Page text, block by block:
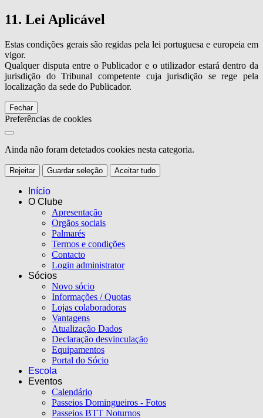
11. Lei Aplicável
Estas condições gerais são regidas pela lei portuguesa e europeia em
vigor.
Qualquer disputa entre o Publicador e o utilizador estará dentro da
jurisdição do Tribunal competente cuja jurisdição se rege pela
localização da sede do Publicador.
Fechar
Preferências de cookies
Ainda não foram detetados cookies nesta categoria.
Rejeitar Guardar seleção Aceitar tudo
Início
O Clube
Apresentação
Orgãos sociais
Palmarés
Termos e condições
Contacto
Login administrator
Sócios
Novo sócio
Informações / Quotas
Lojas colaboradoras
Vantagens
Atualização Dados
Declaração desvinculação
Equipamentos
Portal do Sócio
Escola
Eventos
Calendário
Passeios Domingueiros - Fotos
Passeios BTT Noturnos